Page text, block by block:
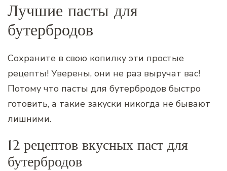
Лучшие пасты для
бутербродов
Сохраните в свою копилку эти простые
рецепты! Уверены, они не раз выручат вас!
Потому что пасты для бутербродов быстро
готовить, а такие закуски никогда не бывают
лишними.
12 рецептов вкусных паст для
бутербродов